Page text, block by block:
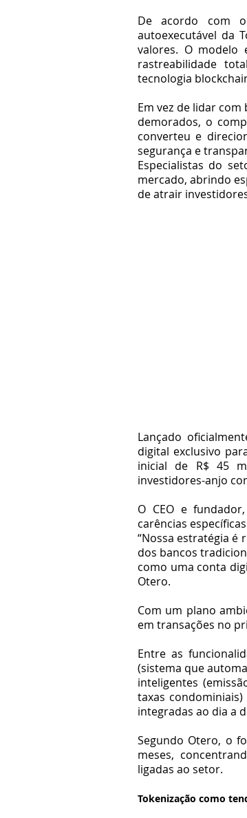
De acordo com
autoexecutável da
valores. O modelo
rastreabilidade
tecnologia
Em vez de lidar
demorados, o
converteu e
segurança e
Especialistas do
mercado, abrindo
de atrair
Lançado
digital exclusivo
inicial de R$ 45
investidores-anjo
O CEO e
carências
“Nossa estratégia é
dos bancos
como uma conta
Otero.
Com um plano
em transações no
Entre as
(sistema que
inteligentes
taxas
integradas ao dia a
Segundo Otero, o
meses,
ligadas ao setor.
Tokenização como